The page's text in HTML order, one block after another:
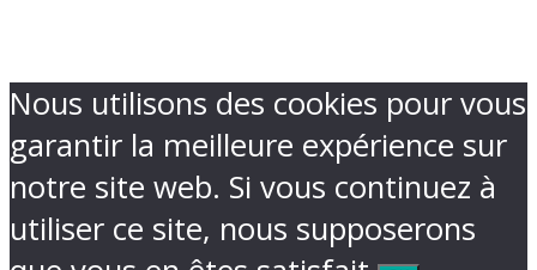
Nous utilisons des cookies pour vous
garantir la meilleure expérience sur
notre site web. Si vous continuez à
utiliser ce site, nous supposerons